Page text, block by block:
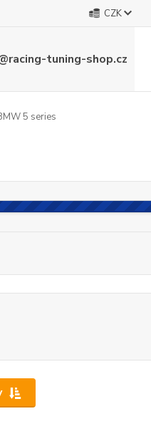
CZK
tuning-shop.cz
5 series